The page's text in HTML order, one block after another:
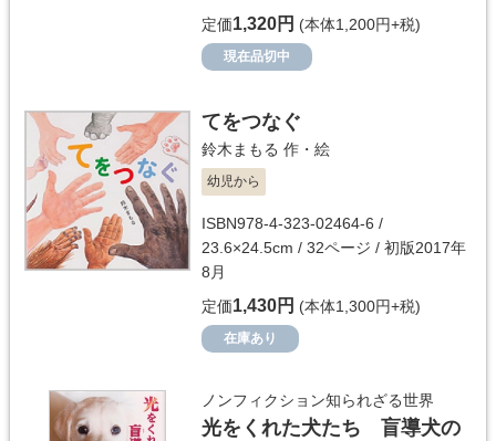
定価1,320円 (本体1,200円+税)
現在品切中
てをつなぐ
鈴木まもる 作・絵
幼児から
ISBN978-4-323-02464-6 /
23.6×24.5cm / 32ページ / 初版2017年
8月
定価1,430円 (本体1,300円+税)
在庫あり
ノンフィクション知られざる世界
光をくれた犬たち 盲導犬の